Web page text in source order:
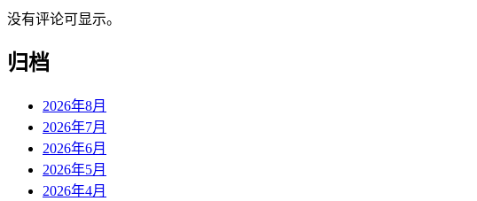
没有评论可显示。
归档
2026年8月
2026年7月
2026年6月
2026年5月
2026年4月